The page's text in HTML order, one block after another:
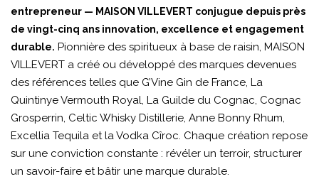
entrepreneur — MAISON VILLEVERT conjugue depuis près
de vingt-cinq ans innovation, excellence et engagement
durable. Pionnière des spiritueux à base de raisin, MAISON
VILLEVERT a créé ou déve­loppé des marques devenues
des références telles que G’Vine Gin de France, La
Quintinye Vermouth Royal, La Guilde du Cognac, Cognac
Grosperrin, Celtic Whisky Distillerie, Anne Bonny Rhum,
Excellia Tequila et la Vodka Cîroc. Chaque création repose
sur une conviction constante : révéler un terroir, structurer
un savoir-faire et bâtir une marque durable.